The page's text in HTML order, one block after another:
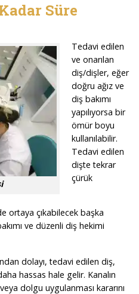
Süre
Tedavi edilen
ve onarılan
diş/dişler, eğer
doğru ağız ve
diş bakımı
yapılıyorsa bir
ömür boyu
kullanılabilir.
Tedavi edilen
dişte tekrar
çürük
ortaya çıkabilecek başka
ve düzenli diş hekimi
dolayı, tedavi edilen diş,
hassas hale gelir. Kanalın
dolgu uygulanması kararını